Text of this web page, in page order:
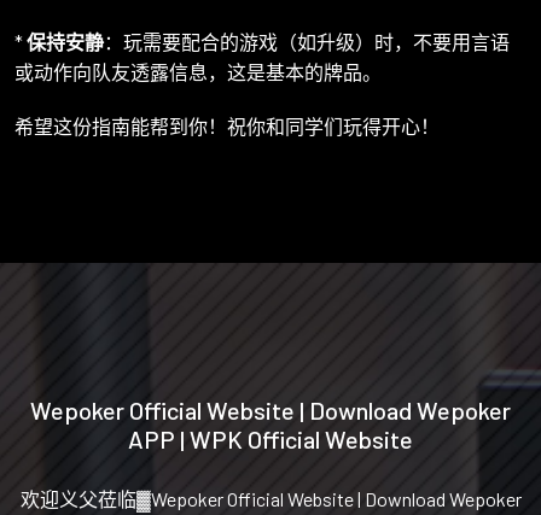
*保持安静：玩需要配合的游戏（如升级）时，不要用言语
或动作向队友透露信息，这是基本的牌品。
希望这份指南能帮到你！祝你和同学们玩得开心！
Wepoker Official Website | Download Wepoker
APP | WPK Official Website
欢迎义父莅临▓Wepoker Official Website | Download Wepoker